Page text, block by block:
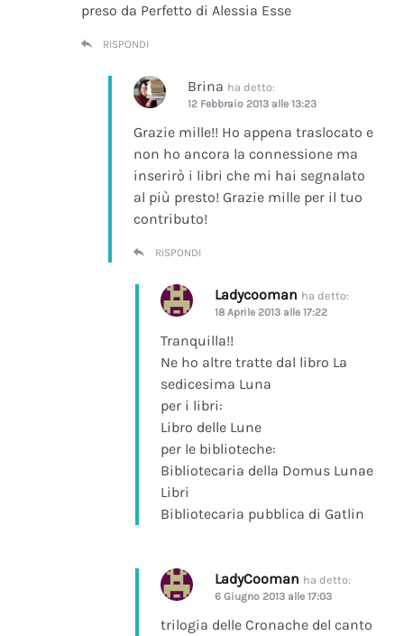
preso da Perfetto di Alessia Esse
RISPONDI
Brina ha detto:
12 Febbraio 2013 alle 13:23
Grazie mille!! Ho appena traslocato e
non ho ancora la connessione ma
inserirò i libri che mi hai segnalato
al più presto! Grazie mille per il tuo
contributo!
RISPONDI
Ladycooman ha detto:
18 Aprile 2013 alle 17:22
Tranquilla!!
Ne ho altre tratte dal libro La
sedicesima Luna
per i libri:
Libro delle Lune
per le biblioteche:
Bibliotecaria della Domus Lunae
Libri
Bibliotecaria pubblica di Gatlin
LadyCooman ha detto:
6 Giugno 2013 alle 17:03
trilogia delle Cronache del canto